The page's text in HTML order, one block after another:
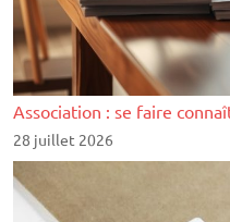
Association : se faire
28 juillet 2026